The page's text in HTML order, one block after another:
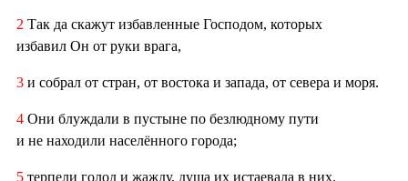
2 Так да скажут избавленные Господом, которых
избавил Он от руки врага,
3 и собрал от стран, от востока и запада, от севера и моря.
4 Они блуждали в пустыне по безлюдному пути
и не находили населённого города;
5 терпели голод и жажду, душа их истаевала в них.